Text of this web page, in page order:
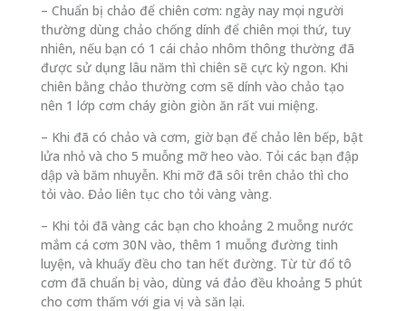
– Chuẩn bị chảo để chiên cơm: ngày nay mọi người
thường dùng chảo chống dính để chiên mọi thứ, tuy
nhiên, nếu bạn có 1 cái chảo nhôm thông thường đã
được sử dụng lâu năm thì chiên sẽ cực kỳ ngon. Khi
chiên bằng chảo thường cơm sẽ dính vào chảo tạo
nên 1 lớp cơm cháy giòn giòn ăn rất vui miệng.
– Khi đã có chảo và cơm, giờ bạn để chảo lên bếp, bật
lửa nhỏ và cho 5 muỗng mỡ heo vào. Tỏi các bạn đập
dập và băm nhuyễn. Khi mỡ đã sôi trên chảo thì cho
tỏi vào. Đảo liên tục cho tỏi vàng vàng.
– Khi tỏi đã vàng các bạn cho khoảng 2 muỗng nước
mắm cá cơm 30N vào, thêm 1 muỗng đường tinh
luyện, và khuấy đều cho tan hết đường. Từ từ đổ tô
cơm đã chuẩn bị vào, dùng vá đảo đều khoảng 5 phút
cho cơm thấm với gia vị và săn lại.